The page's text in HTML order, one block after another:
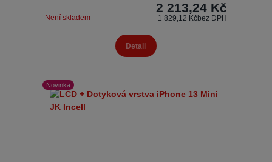
2 213,24 Kč
1 829,12 Kčbez DPH
Není skladem
Detail
Novinka